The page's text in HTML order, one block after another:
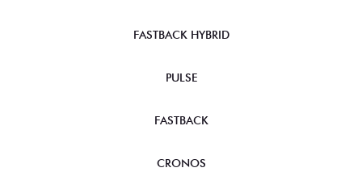
FASTBACK HYBRID
PULSE
FASTBACK
CRONOS